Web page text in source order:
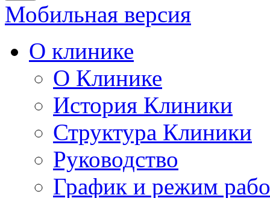
Мобильная версия
О клинике
О Клинике
История Клиники
Структура Клиники
Руководство
График и режим